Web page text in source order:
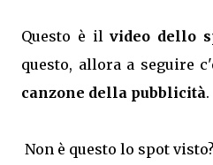
Questo è ilvideo dello
questo, allora a seguire
canzone della pubblicità.
Non è questo lo spot